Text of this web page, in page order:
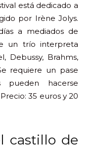
está dedicado a
por Irène Jolys.
a mediados de
un trío interpreta
Debussy, Brahms,
requiere un pase
pueden hacerse
35 euros y 20
castillo de